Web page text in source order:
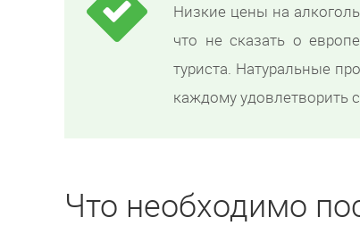
Низкие цены на
что не сказать о
туриста. Натуральные
каждому удовлетворить
Что необходимо